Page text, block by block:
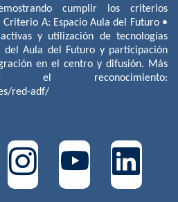
cumplir los criterios
A: Espacio Aula del Futuro •
y utilización de tecnologías
Aula del Futuro y participación
en el centro y difusión. Más
el reconocimiento:
red-adf/